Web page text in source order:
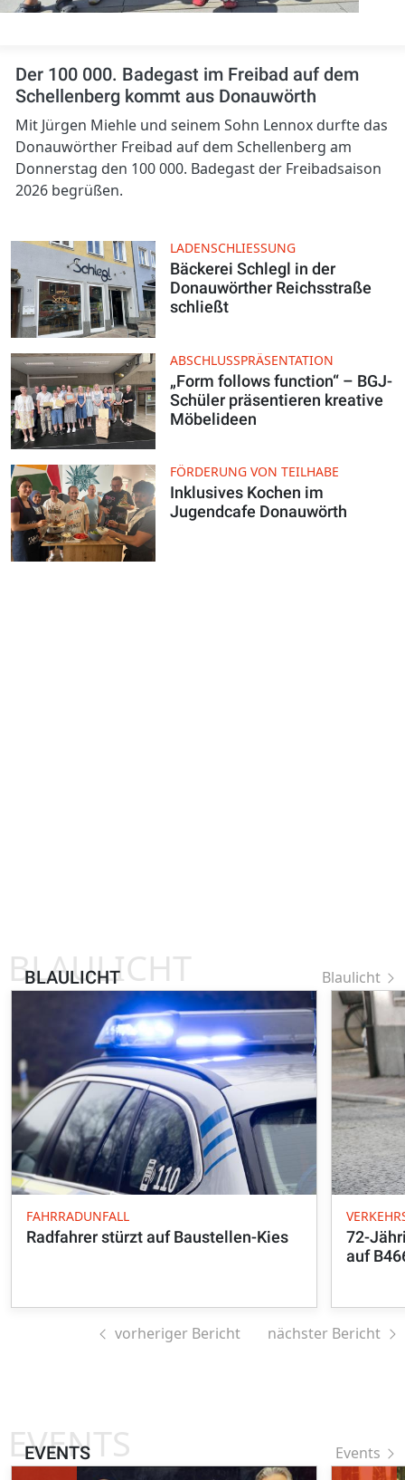
Der 100 000. Badegast im Freibad auf dem
Schellenberg kommt aus Donauwörth
Mit Jürgen Miehle und seinem Sohn Lennox durfte das
Donauwörther Freibad auf dem Schellenberg am
Donnerstag den 100 000. Badegast der Freibadsaison
2026 begrüßen.
LADENSCHLIESSUNG
Bäckerei Schlegl in der
Donauwörther Reichsstraße
schließt
ABSCHLUSSPRÄSENTATION
„Form follows function“ – BGJ-
Schüler präsentieren kreative
Möbelideen
FÖRDERUNG VON TEILHABE
Inklusives Kochen im
Jugendcafe Donauwörth
BLAULICHT
BLAULICHT Blaulicht
FAHRRADUNFALL
Radfahrer stürzt auf Baustellen-Kies
72-
auf
vorheriger Bericht nächster Bericht
EVENTS
EVENTS Events